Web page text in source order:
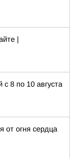
|
8 по 10 августа
от огня сердца